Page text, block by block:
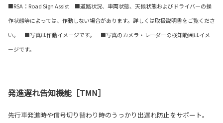
■RSA：Road Sign Assist ■道路状況、車両状態、天候状態およびドライバーの操
作状態等によっては、作動しない場合があります。詳しくは取扱説明書をご覧くださ
い。 ■写真は作動イメージです。 ■写真のカメラ・レーダーの検知範囲はイメ
ージです。
発進遅れ告知機能［TMN］
先行車発進時や信号切り替わり時のうっかり出遅れ防止をサポート。